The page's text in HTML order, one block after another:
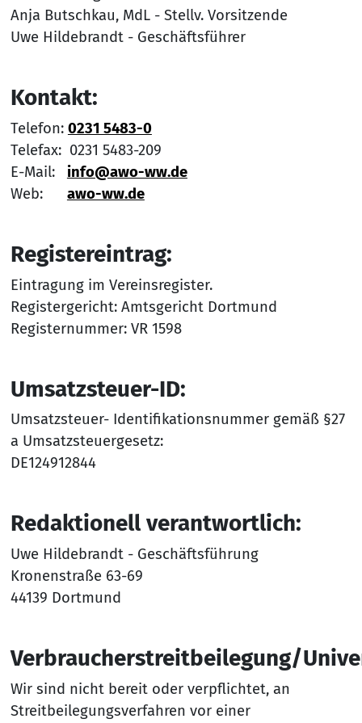
Anja Butschkau, MdL - Stellv. Vorsitzende
Uwe Hildebrandt - Geschäftsführer
Kontakt:
Telefon: 0231 5483-0
Telefax: 0231 5483-209
E-Mail: info@awo-ww.de
Web: awo-ww.de
Registereintrag:
Eintragung im Vereinsregister.
Registergericht: Amtsgericht Dortmund
Registernummer: VR 1598
Umsatzsteuer-ID:
Umsatzsteuer- Identifikationsnummer gemäß §27
a Umsatzsteuergesetz:
DE124912844
Redaktionell verantwortlich:
Uwe Hildebrandt - Geschäftsführung
Kronenstraße 63-69
44139 Dortmund
Verbraucherstreitbeilegung/
Wir sind nicht bereit oder verpflichtet, an
Streitbeilegungsverfahren vor einer